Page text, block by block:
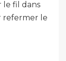
le fil dans
refermer le